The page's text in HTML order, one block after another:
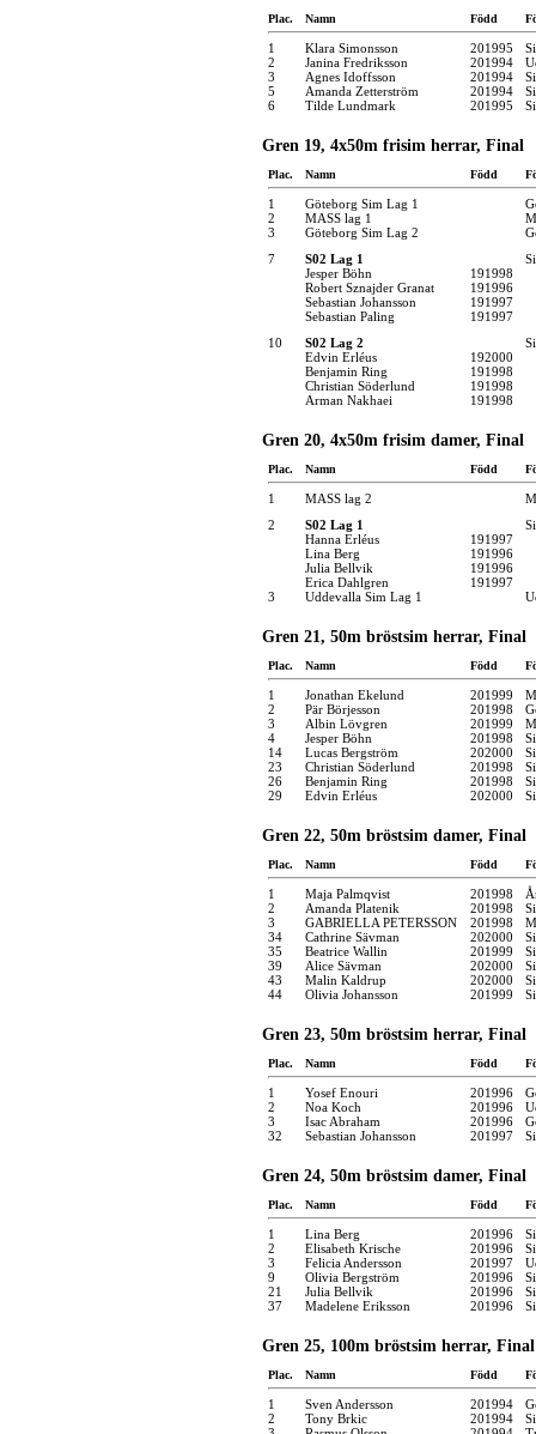
Plac. Namn Född
1 Klara Simonsson 201995
2
Janina Fredriksson 201994
3
Agnes Idoffsson 201994
5
Amanda Zetterström 201994
6
Tilde Lundmark 201995
Gren 19, 4x50m frisim herrar, Final
Plac. Namn Född
1 Göteborg Sim Lag 1
2
MASS lag 1
3
Göteborg Sim Lag 2
7
S02 Lag 1
Jesper Böhn
191998
Robert Sznajder Granat
191996
Sebastian Johansson
191997
Sebastian Paling
191997
10
S02 Lag 2
Edvin Erléus
192000
Benjamin Ring
191998
Christian Söderlund
191998
Arman Nakhaei
191998
Gren 20, 4x50m frisim damer, Final
Plac. Namn Född
1 MASS lag 2
2
S02 Lag 1
Hanna Erléus
191997
Lina Berg
191996
Julia Bellvik
191996
Erica Dahlgren
191997
3
Uddevalla Sim Lag 1
Gren 21, 50m bröstsim herrar, Final
Plac. Namn Född
1 Jonathan Ekelund 201999
2
Pär Börjesson 201998
3
Albin Lövgren 201999
4
Jesper Böhn 201998
14
Lucas Bergström 202000
23
Christian Söderlund 201998
26
Benjamin Ring 201998
29
Edvin Erléus 202000
Gren 22, 50m bröstsim damer, Final
Plac. Namn Född
1 Maja Palmqvist 201998
2
Amanda Platenik 201998
3
GABRIELLA PETERSSON 201998
34
Cathrine Sävman 202000
35
Beatrice Wallin 201999
39
Alice Sävman 202000
43
Malin Kaldrup 202000
44
Olivia Johansson 201999
Gren 23, 50m bröstsim herrar, Final
Plac. Namn Född
1 Yosef Enouri 201996
2
Noa Koch 201996
3
Isac Abraham 201996
32
Sebastian Johansson 201997
Gren 24, 50m bröstsim damer, Final
Plac. Namn Född
1 Lina Berg 201996
2
Elisabeth Krische 201996
3
Felicia Andersson 201997
9
Olivia Bergström 201996
21
Julia Bellvik 201996
37
Madelene Eriksson 201996
Gren 25, 100m bröstsim herrar, Final
Plac. Namn Född
1 Sven Andersson 201994
2
Tony Brkic 201994